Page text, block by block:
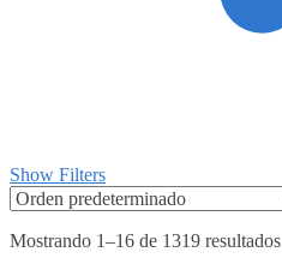
Show Filters
Mostrando 1–16 de 1319 resultados